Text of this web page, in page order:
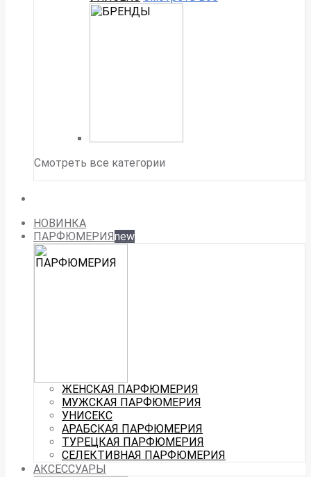
Смотреть все категории
НОВИНКА
ПАРФЮМЕРИЯnew
ЖЕНСКАЯ ПАРФЮМЕРИЯ
МУЖСКАЯ ПАРФЮМЕРИЯ
УНИСЕКС
АРАБСКАЯ ПАРФЮМЕРИЯ
ТУРЕЦКАЯ ПАРФЮМЕРИЯ
СЕЛЕКТИВНАЯ ПАРФЮМЕРИЯ
АКСЕССУАРЫ